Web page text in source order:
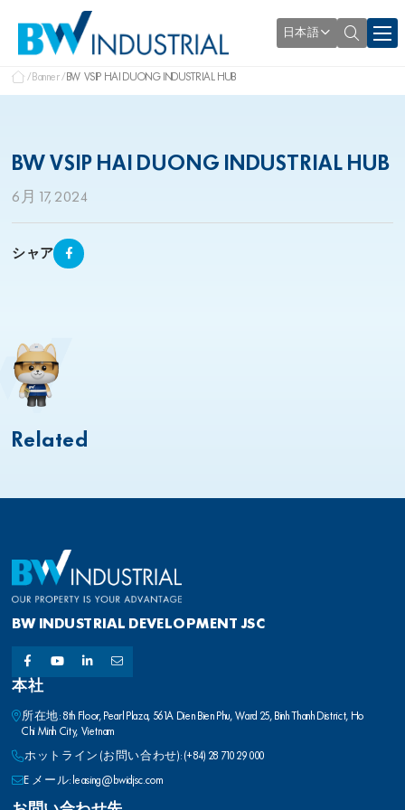
日本語
Banner BW VSIP HAI DUONG INDUSTRIAL HUB
BW VSIP HAI DUONG INDUSTRIAL HUB
6月 17, 2024
シャア
Related
BW INDUSTRIAL DEVELOPMENT JSC
本社
所在地: 8th Floor, Pearl Plaza, 561A Dien Bien Phu, Ward 25, Binh Thanh District, Ho
Chi Minh City, Vietnam
ホットライン (お問い合わせ): (+84) 28 710 29 000
E メール: leasing@bwidjsc.com